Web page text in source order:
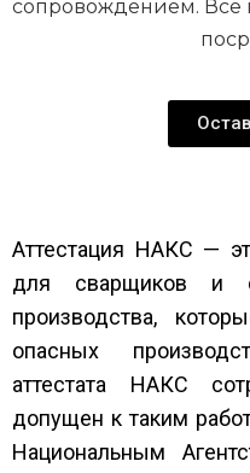
сопровождением. Все
Аттестация НАКС —
для сварщиков и
производства,
опасных
аттестата НАКС
допущен к таким
Национальным